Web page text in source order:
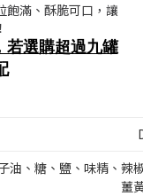
飽滿、酥脆可口，讓
若選購超過九罐
油、糖、鹽、味精、辣
薑